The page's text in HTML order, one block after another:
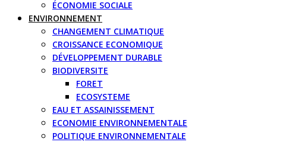
ÉCONOMIE SOCIALE
ENVIRONNEMENT
CHANGEMENT CLIMATIQUE
CROISSANCE ECONOMIQUE
DÉVELOPPEMENT DURABLE
BIODIVERSITE
FORET
ECOSYSTEME
EAU ET ASSAINISSEMENT
ECONOMIE ENVIRONNEMENTALE
POLITIQUE ENVIRONNEMENTALE